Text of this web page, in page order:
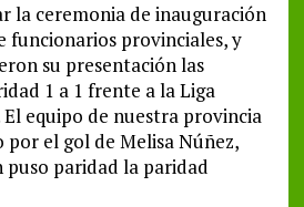
la ceremonia de inauguración
funcionarios provinciales, y
su presentación las
1 a 1 frente a la Liga
equipo de nuestra provincia
por el gol de Melisa Núñez,
puso paridad la paridad